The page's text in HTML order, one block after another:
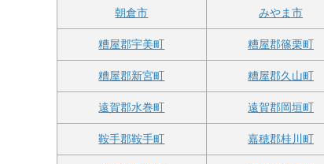
朝倉市 みやま市
糟屋郡宇美町 糟屋郡篠栗町
糟屋郡新宮町 糟屋郡久山町
遠賀郡水巻町 遠賀郡岡垣町
鞍手郡鞍手町 嘉穂郡桂川町